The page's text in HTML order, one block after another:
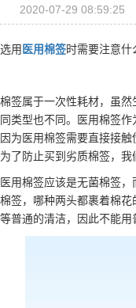
2020-07-29 08:59:25
选用 医用棉签时需要注意什
棉签属于一次性耗材，虽
同类型也不同。医用棉签
因为医用棉签需要直接接
为了防止买到劣质棉签，我
医用棉签应该是无菌棉签
棉签，哪种两头都裹着棉
等普通的清洁，因此不能用